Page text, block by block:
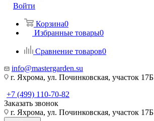
Войти
Корзина0
Избранные товары0
Сравнение товаров0
info@mastergarden.su
г. Яхрома, ул. Починковская, участок 17Б
+7 (499) 110-70-82
Заказать звонок
г. Яхрома, ул. Починковская, участок 17Б